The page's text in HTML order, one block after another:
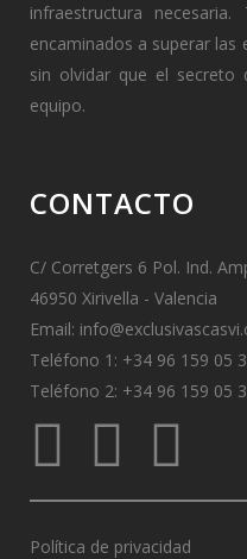
infraestructura
encaminados a superar las
sin olvidar que el
equipo.
CONTACTO
C/ Corretgers 6 Pol. Ind.
46950 Xirivella - Valencia
Email:
Teléfono 1: +34 96 159 05
Teléfono 2: +34 96 159 05
Política de privacidad